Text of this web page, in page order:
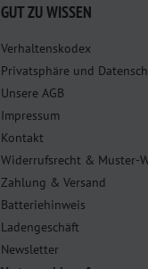
GUT ZU WISSEN
Verhaltenskodex
Privatsphäre und
Unsere AGB
Impressum
Kontakt
Widerrufsrecht & Muster-
Zahlung & Versand
Batteriehinweis
Ladengeschäft
Newsletter